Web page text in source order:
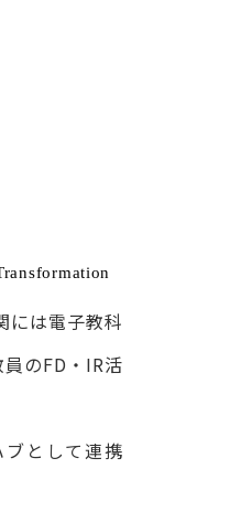
には電子教科
のFD・IR活
として連携